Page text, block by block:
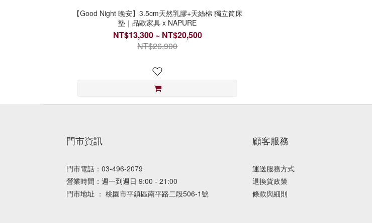
【Good Night 晚安】3.5cm天然乳膠+天絲棉 獨立筒床
墊｜品歐家具 x NAPURE
NT$13,300 ~ NT$20,500
NT$26,900
門市資訊
門市電話：03-496-2079
營業時間：週一到週日 9:00 - 21:00
門市地址 ： 桃園市平鎮區南平路二段506-1號
顧客服務
運送服務方式
退換貨政策
條款與細則